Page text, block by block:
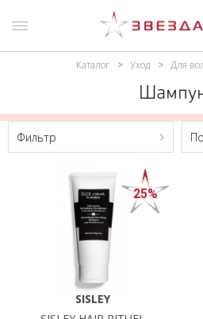
КАТАЛОГ
ВОЙТИ
КОНТАКТЫ
МАГАЗИНОВ
ПАРФЮМЕРИЯ
МАКИЯЖ
АКСЕССУАРЫ
Каталог Уход Для
Цена,
BYN
SISLEY
Фильтр
25%
SISLEY